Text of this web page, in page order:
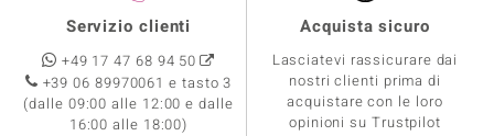
Servizio clienti
+49 17 47 68 94 50
+39 06 89970061 e tasto 3
(dalle 09:00 alle 12:00 e dalle
16:00 alle 18:00)
Acquista sicuro
Lasciatevi rassicurare dai
nostri clienti prima di
acquistare con le loro
opinioni su Trustpilot